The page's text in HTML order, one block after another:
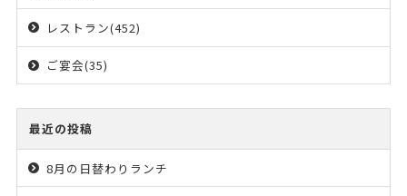
レストラン(452)
ご宴会(35)
最近の投稿
8月の日替わりランチ